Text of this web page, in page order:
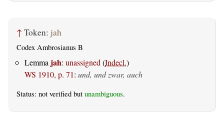
↑ Token: jah
Codex Ambrosianus B
Lemma jah: unassigned (Indecl.)
WS 1910, p. 71: und, und zwar, auch
Status: not verified but unambiguous.